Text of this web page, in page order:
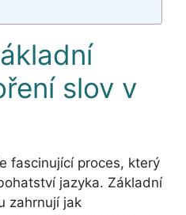
slov v
fascinující proces, který
jazyka. Základní
zahrnují jak